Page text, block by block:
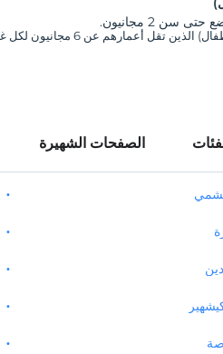
سن 2 مجانيون.
الصفحات الشهيرة